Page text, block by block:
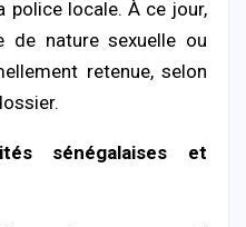
police locale. À ce jour,
de naturesexuelle ou
retenue,selon
sénégalaises et